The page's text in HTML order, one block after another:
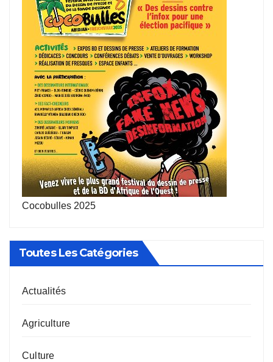
Cocobulles 2025
Toutes Les Catégories
Actualités
Agriculture
Culture